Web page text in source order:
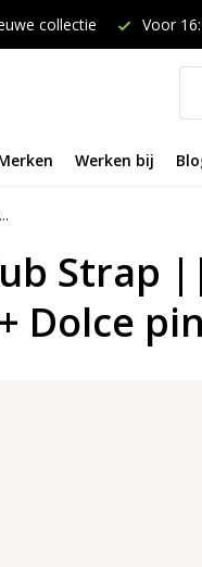
collectie Voor
Werken bij
Strap
Dolce